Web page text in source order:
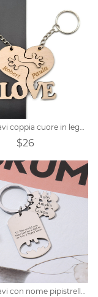
Portachiavi coppia cuore in legno personalizzato
$26
Portachiavi con nome pipistrello personalizzato